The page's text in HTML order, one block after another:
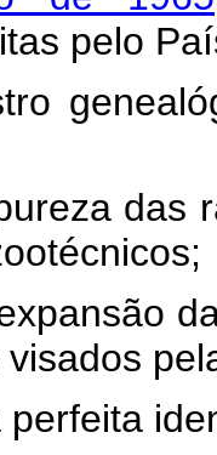
pelo
das
perfeita